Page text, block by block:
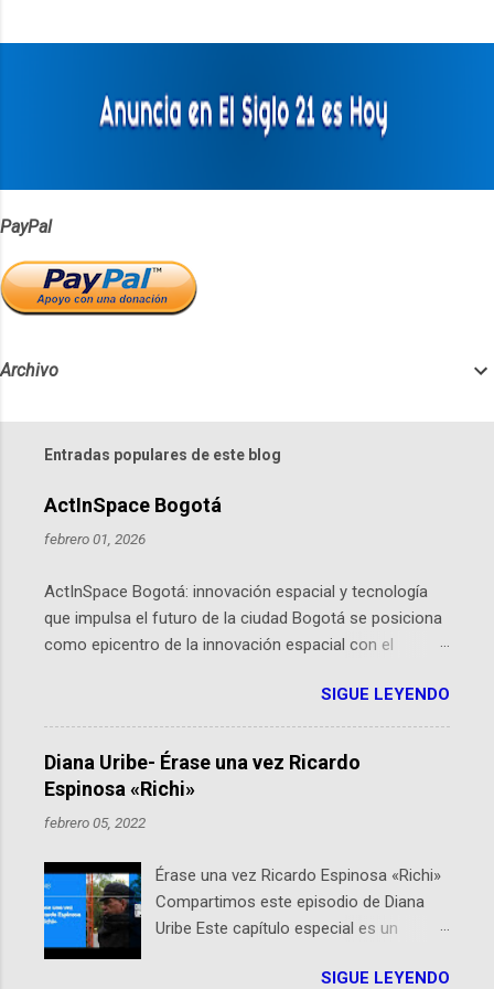
PayPal
Archivo
Entradas populares de este blog
ActInSpace Bogotá
febrero 01, 2026
ActInSpace Bogotá: innovación espacial y tecnología
que impulsa el futuro de la ciudad Bogotá se posiciona
como epicentro de la innovación espacial con el
hackathon global que convierte tecnologías de la
Agencia Espacial Europea en soluciones prácticas para
la vida cotidiana. Este evento, organizado por el
Planetario de Bogotá del Idartes y la Universidad de los
Andes, reúne a expertos como el presidente de Airbus
Colombia y líderes del sector aeroespacial para inspirar
por qué importa en Bogotá ActInSpace es una
competencia mundial que opera en más de 60
ciudades, donde participantes tienen 24 horas para
idear startups basadas en tecnologías espaciales
SIGUE LEYENDO
Diana Uribe- Érase una vez Ricardo
Espinosa «Richi»
febrero 05, 2022
Érase una vez Ricardo Espinosa «Richi»
Compartimos este episodio de Diana
Uribe Este capítulo especial es un
encuentran en el espíritu de este
SIGUE LEYENDO